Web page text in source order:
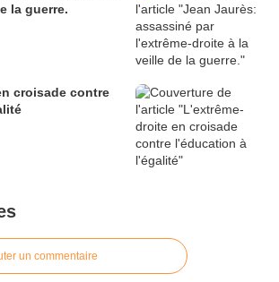
la guerre.
croisade contre
un commentaire